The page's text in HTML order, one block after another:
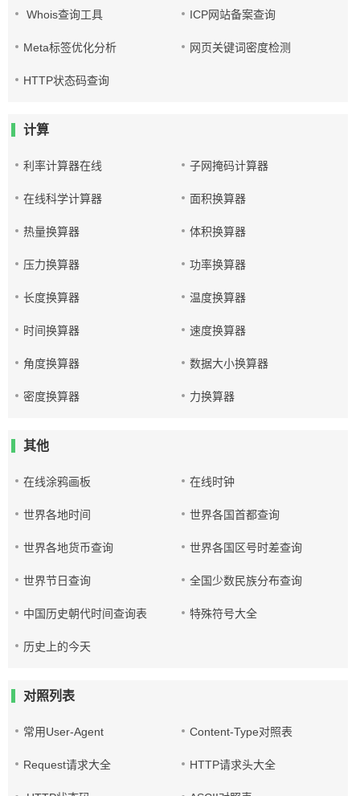
Whois查询工具 ICP网站备案查询
Meta标签优化分析 网页关键词密度检测
HTTP状态码查询
计算
利率计算器在线 子网掩码计算器
在线科学计算器 面积换算器
热量换算器 体积换算器
压力换算器 功率换算器
长度换算器 温度换算器
时间换算器 速度换算器
角度换算器 数据大小换算器
密度换算器 力换算器
其他
在线涂鸦画板 在线时钟
世界各地时间 世界各国首都查询
世界各地货币查询 世界各国区号时差查询
世界节日查询 全国少数民族分布查询
中国历史朝代时间查询表 特殊符号大全
历史上的今天
对照列表
常用User-Agent Content-Type对照表
Request请求大全 HTTP请求头大全